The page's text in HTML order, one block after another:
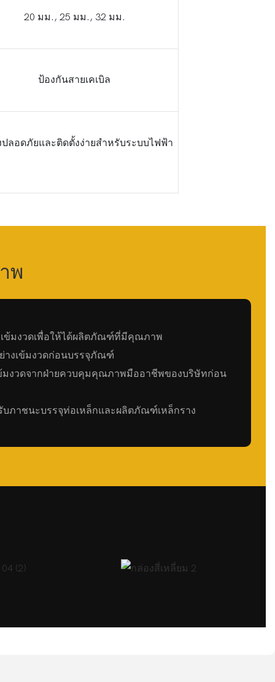
20 มม., 25 มม., 32 มม.
ป้องกันสายเคเบิล
ลอดภัยและติดตั้งง่ายสำหรับระบบไฟฟ้า
พ
ข้มงวดเพื่อให้ได้ผลิตภัณฑ์ที่มีคุณภาพ
างเข้มงวดก่อนบรรจุภัณฑ์
มงวดจากฝ่ายควบคุมคุณภาพมืออาชีพของบริษัทก่อน
ภาชนะบรรจุท่อเหล็กและผลิตภัณฑ์เหล็กราง